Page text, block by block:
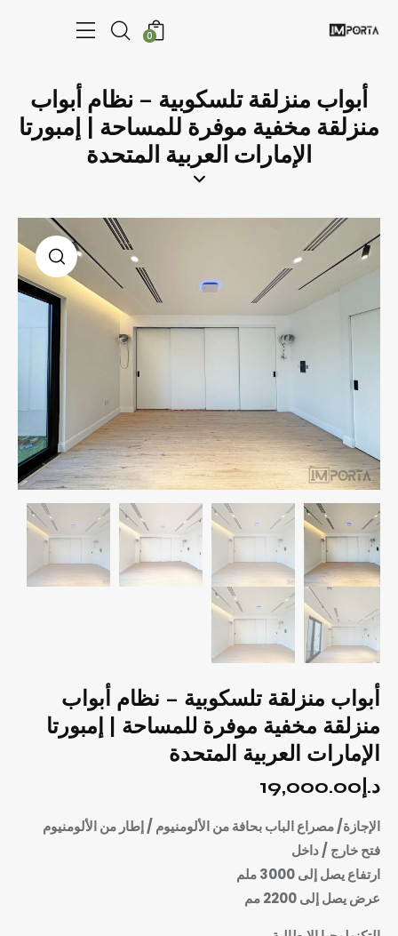
0
أبواب منزلقة تلسكوبية – نظام أبواب
منزلقة مخفية موفرة للمساحة | إمبورتا
الإمارات العربية المتحدة
أبواب منزلقة تلسكوبية – نظام أبواب
منزلقة مخفية موفرة للمساحة | إمبورتا
الإمارات العربية المتحدة
د.إ 19,000.00
الإجازة/ مصراع الباب بحافة من الألومنيوم / إطار من الألومنيوم
فتح خارج / داخل
ارتفاع يصل إلى 3000 ملم
عرض يصل إلى 2200 مم